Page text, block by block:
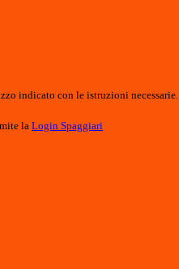
indicato con le istruzioni necessarie.
la Login Spaggiari